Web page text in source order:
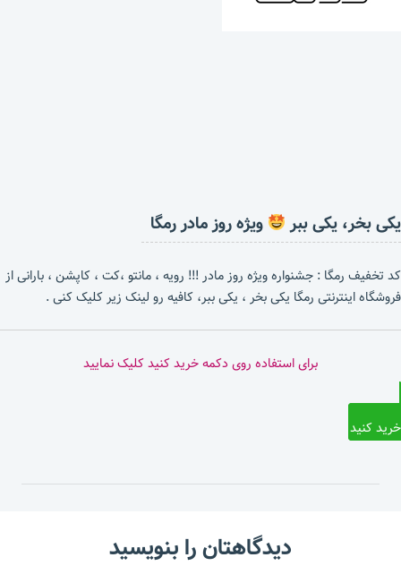
یکی بخر، یکی ببر ویژه روز مادر رمگا
کد تخفیف رمگا : جشنواره ویژه روز مادر !!! رویه ، مانتو ،کت ، کاپشن ، بارانی از
فروشگاه اینترنتی رمگا یکی بخر ، یکی ببر، کافیه رو لینک زیر کلیک کنی .
برای استفاده روی دکمه خرید کنید کلیک نمایید
خرید کنید
دیدگاهتان را بنویسید